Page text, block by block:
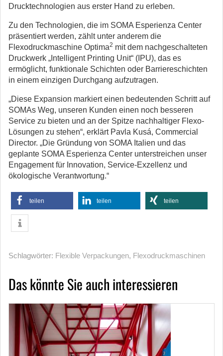
Drucktechnologien aus erster Hand zu erleben.
Zu den Technologien, die im SOMA Esperienza Center
präsentiert werden, zählt unter anderem die
Flexodruckmaschine Optima2 mit dem nachgeschalteten
Druckwerk „Intelligent Printing Unit“ (IPU), das es
ermöglicht, funktionale Schichten oder Barriereschichten
in einem einzigen Durchgang aufzutragen.
„Diese Expansion markiert einen bedeutenden Schritt auf
SOMAs Weg, unseren Kunden einen noch besseren
Service zu bieten und an der Spitze nachhaltiger Flexo-
Lösungen zu stehen“, erklärt Pavla Kusá, Commercial
Director. „Die Gründung von SOMA Italien und das
geplante SOMA Esperienza Center unterstreichen unser
Engagement für Innovation, Service-Exzellenz und
ökologische Verantwortung.“
teilen teilen teilen
Schlagwörter: Flexible Verpackungen, Flexodruckmaschinen
Das könnte Sie auch interessieren